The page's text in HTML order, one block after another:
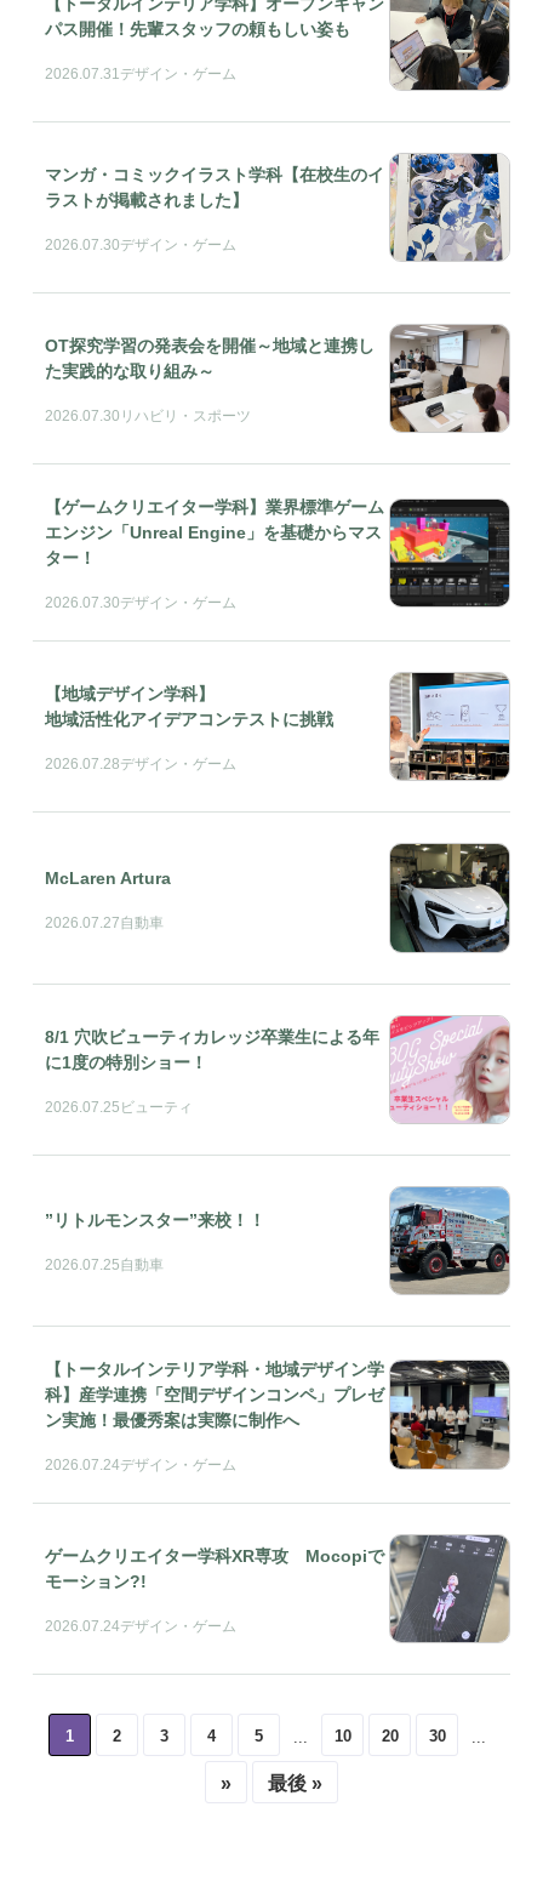
パス開催！先輩スタッフの頼もしい姿も
2026.07.31 デザイン・ゲーム
マンガ・コミックイラスト学科【在校生のイ
ラストが掲載されました】
2026.07.30デザイン・ゲーム
OT探究学習の発表会を開催～地域と連携し
た実践的な取り組み～
2026.07.30 リハビリ・スポーツ
【ゲームクリエイター学科】業界標準ゲーム
エンジン「Unreal Engine」を基礎からマス
ター！
2026.07.30デザイン・ゲーム
【地域デザイン学科】
地域活性化アイデアコンテストに挑戦
2026.07.28デザイン・ゲーム
McLaren Artura
2026.07.27自動車
8/1 穴吹ビューティカレッジ卒業生による年
に1度の特別ショー！
2026.07.25 ビューティ
”リトルモンスター”来校！！
2026.07.25自動車
【トータルインテリア学科・地域デザイン学
科】産学連携「空間デザインコンペ」プレゼ
ン実施！最優秀案は実際に制作へ
2026.07.24デザイン・ゲーム
ゲームクリエイター学科XR専攻 Mocopiで
モーション?!
2026.07.24デザイン・ゲーム
1 2 3 4 5 10 20 30
» 最後 »